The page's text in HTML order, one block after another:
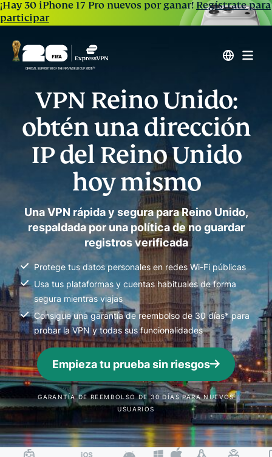
¡Hay 30 iPhone 17 Pro nuevos por ganar!Regístrate para
participar
VPN Reino Unido:
obtén una dirección
IP del Reino Unido
hoy mismo
Una VPN rápida y segura para Reino Unido,
respaldada por una política de no guardar
registros verificada
Protege tus datos personales en redes Wi-Fi públicas
Usa tus plataformas y cuentas habituales de forma
segura mientras viajas
Consigue una garantía de reembolso de 30 días* para
probar la VPN y todas sus funcionalidades
Empieza tu prueba sin riesgos
GARANTÍA DE REEMBOLSO DE 30 DÍAS PARA NUEVOS
USUARIOS